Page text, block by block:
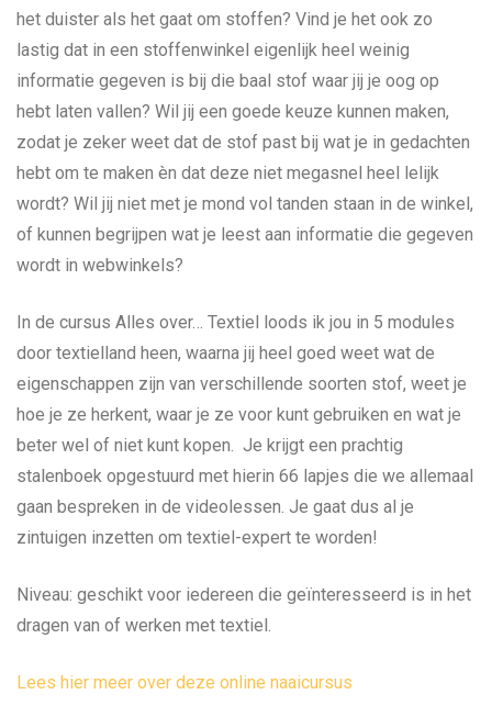
het duister als het gaat om stoffen? Vind je het ook zo
lastig dat in een stoffenwinkel eigenlijk heel weinig
informatie gegeven is bij die baal stof waar jij je oog op
hebt laten vallen? Wil jij een goede keuze kunnen maken,
zodat je zeker weet dat de stof past bij wat je in gedachten
hebt om te maken èn dat deze niet megasnel heel lelijk
wordt? Wil jij niet met je mond vol tanden staan in de winkel,
of kunnen begrijpen wat je leest aan informatie die gegeven
wordt in webwinkels?
In de cursus Alles over… Textiel loods ik jou in 5 modules
door textielland heen, waarna jij heel goed weet wat de
eigenschappen zijn van verschillende soorten stof, weet je
hoe je ze herkent, waar je ze voor kunt gebruiken en wat je
beter wel of niet kunt kopen. Je krijgt een prachtig
stalenboek opgestuurd met hierin 66 lapjes die we allemaal
gaan bespreken in de videolessen. Je gaat dus al je
zintuigen inzetten om textiel-expert te worden!
Niveau: geschikt voor iedereen die geïnteresseerd is in het
dragen van of werken met textiel.
Lees hier meer over deze online naaicursus